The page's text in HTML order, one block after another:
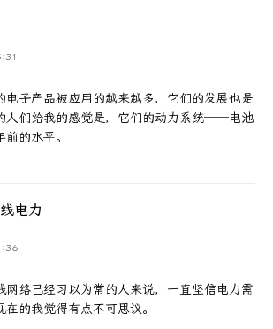
电子产品被应用的越来越多，它们的发展也是
人们给我的感觉是，它们的动力系统──电池
的水平。
电力
网络已经习以为常的人来说，一直坚信电力需
的我觉得有点不可思议。